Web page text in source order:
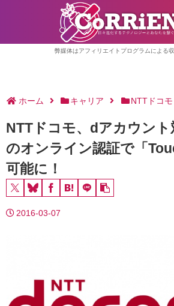
弊媒体はアフィリエイトプログラムによる
ホーム キャリア NTTドコモ
NTTドコモ、dアカウント
のオンライン認証で「
可能に！
2016-03-07